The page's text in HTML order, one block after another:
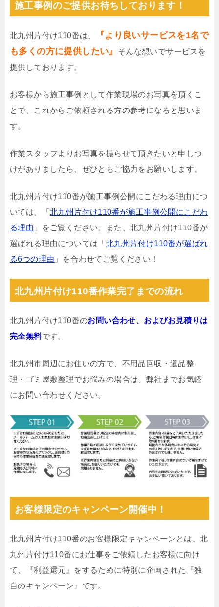
施工事例のご提供お待ちしております！
北九州片付け110番は、
『より良いサービスを1名で
も多くの方に提供したい』
そんな想いでサービスを
提供しております。
お客様から施工事例として作業現場のお写真を頂くこ
とで、これからご依頼される方の参考になると思いま
す。
作業スタッフよりお写真を撮らせて頂きたいと申しつ
けがありましたら、ぜひともご協力をお願いします。
北九州片付け110番が施工事例公開にこだわる理由につ
いては、「 北九州片付け110番が施工事例公開にこだわ
る理由 」をご覧ください。また、北九州片付け110番が
選ばれる理由については「 北九州片付け110番が選ばれ
る6つの理由 」を合わせてご覧ください！
北九州片付け110番作業完了までの流れ
北九州片付け110番のお問い合わせ、およびお見積りは
完全無料です。
北九州市周辺にお住いの方で、不用品回収・遺品整
理・ゴミ屋敷整理でお悩みの場合は、弊社までお気軽
にお問い合わせください。
お客様限定のキャンペーン開催中！
北九州片付け110番のお客様限定キャンペーンとは、北
九州片付け110番にお仕事をご依頼したお客様に向け
て、『利益還元』をするために特別に企画された『独
自のキャンペーン』です。